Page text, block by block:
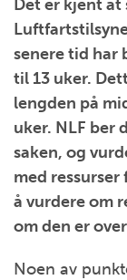
Det er kjent at
senere tid har
til 13 uker.
lengden på
uker. NLF ber
saken, og
med ressurser
å vurdere om
om den er
Noen av